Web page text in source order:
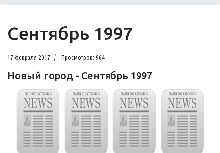
Сентябрь 1997
17 февраля 2017 Просмотров: 964
Новый город - Сентябрь 1997